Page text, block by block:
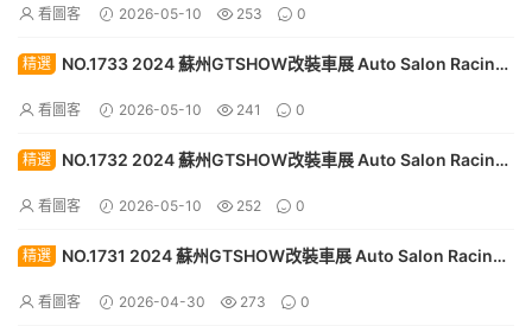
看圖客 2026-05-10 253 0
精選
NO.1733 2024 蘇州GTSHOW改裝車展 Auto Salon Racing
看圖客 2026-05-10 241 0
精選
NO.1732 2024 蘇州GTSHOW改裝車展 Auto Salon Racing
看圖客 2026-05-10 252 0
精選
NO.1731 2024 蘇州GTSHOW改裝車展 Auto Salon Racing
看圖客 2026-04-30 273 0